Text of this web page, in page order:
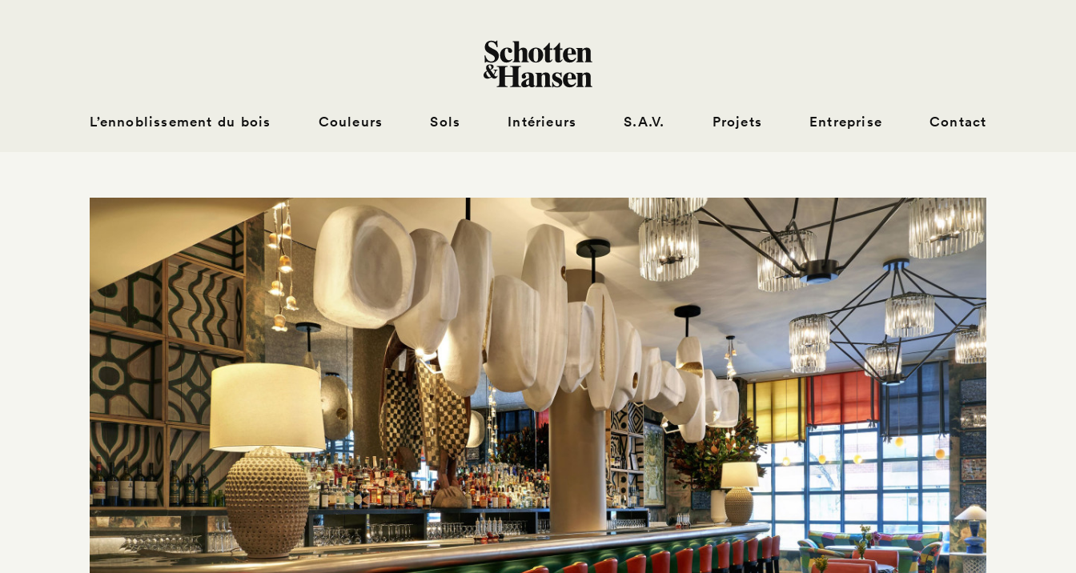
L’ennoblissement du bois Couleurs Sols Intérieurs S.A.V. Projets Entreprise Contact